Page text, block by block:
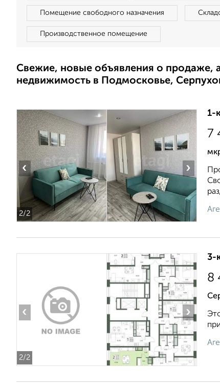
Помещение свободного назначения
Производственное помещение
Свежие, новые объявления о продаже,
недвижимость в Подмосковье,
2/2
‹ ›
1-
7
2/2
‹ ›
3-
8